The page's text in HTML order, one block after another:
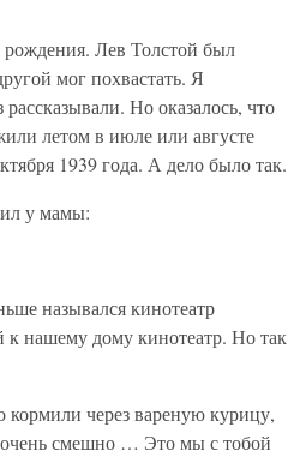
Лев Толстой был
мог похвастать. Я
Но оказалось, что
летом в июле или августе
1939 года. А дело было так.
у мамы:
назывался кинотеатр
к нашему дому кинотеатр. Но так
через вареную курицу,
очень смешно … Это мы с тобой